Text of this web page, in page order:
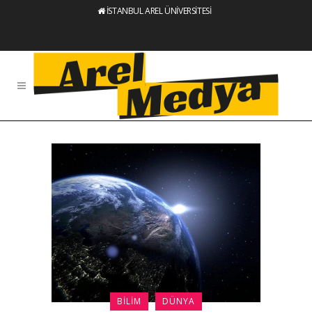
İSTANBUL AREL ÜNİVERSİTESİ
BILIM DÜNYA